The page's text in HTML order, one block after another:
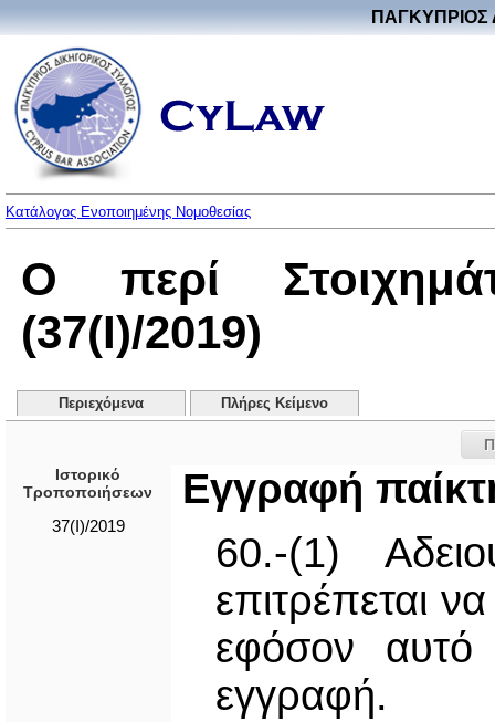
ΠΑΓΚΥΠΡΙΟΣ
Κατάλογος Ενοποιημένης Νομοθεσίας
Ο περί
(37(I)/2019)
Περιεχόμενα Πλήρες Κείμενο
Ιστορικό
Τροποποιήσεων
37(I)/2019
Εγγραφή
60.-(1)
επιτρέπεται
εφόσον αυτό
εγγραφή.